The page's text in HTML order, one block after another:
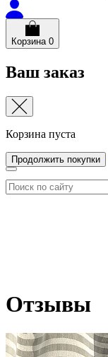
Корзина 0
Ваш заказ
Корзина пуста
Продолжить покупки
Отзывы